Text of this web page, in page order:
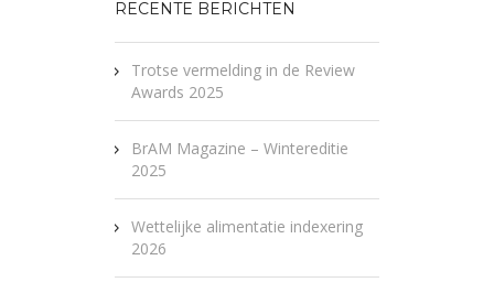
RECENTE BERICHTEN
Trotse vermelding in de Review
Awards 2025
BrAM Magazine – Wintereditie
2025
Wettelijke alimentatie indexering
2026